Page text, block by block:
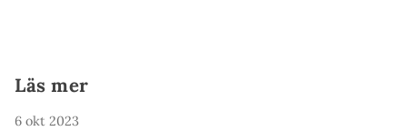
Läs mer
6 okt 2023